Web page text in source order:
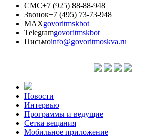
СМС+7 (925) 88-88-948
Звонок+7 (495) 73-73-948
MAXgovoritmskbot
Telegramgovoritmskbot
Письмоinfo@govoritmoskva.ru
Новости
Интервью
Программы и ведущие
Сетка вещания
Мобильное приложение